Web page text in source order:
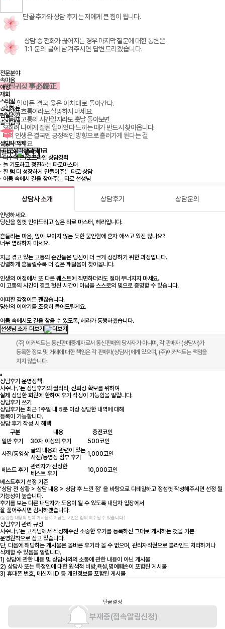
단골 추가와 상담 후기는 저에게 큰 힘이 됩니다.
상담 중 전화가 끊어지는 경우 마지막 질문에 대한 통변은
1:1 문의 글에 남겨주시면 답변드리겠습니다.
사필귀정 事必歸正
무슨 일이든 결국 옳은 이치대로 돌아간다.
부정의 흐름이라도 실망하지 마세요.
지독한 고통의 시간일지라도 훗날 돌아보면
오히려 나에게 잘된 일이었다 느끼는 때가 반드시 찾아옵니다.
나의 인생은 결국엔 긍정적인 방향으로 흘러가게 된다는 걸
잊지 마세요
펼치기
전문분야
속마음
애정
재회
스타일
공감하는
현실조언
솔직담백
상담사 약력
· 타로심리상담사 1급
· 다수의 온/오프라인 상담경력
· 늘 기도하고 정진하는 타로마스터
· 한 뼘 더 성장하게 만들어주는 타로 상담
· 어둠 속에서 길을 찾아주는 타로 선생님
상담사 소개 상담후기 상담문의
안녕하세요.
당신을 힘껏 안아드리고 싶은 타로 마스터, 헤라입니다.
흔들리는 마음, 앞이 보이지 않는 듯한 불안함에 혼자 애쓰고 있진 않나요?
너무 염려하지 마세요.
지금 겪고 있는 고통의 순간들은 당신이 더 크게 성장하기 위한 과정입니다.
강렬하게 흔들릴수록 더 깊은 깨달음이 찾아옵니다.
인생의 여정에서 또 다른 퀘스트에 직면하더라도 절대 무너지지 마세요.
이 고통의 시간이 결코 헛된 시간이 아님을 스스로의 빛으로 증명할 수 있습니다.
어떠한 감정이든 괜찮습니다.
당신의 이야기를 조용히 들어드릴게요.
어둠 속에서도 길을 찾을 수 있도록, 헤라가 동행하겠습니다.
선생님 소개 더보기
(주) 이커넥트는 통신판매중개자로서 통신판매의 당사자가 아니며, 각 판매자 (상담사)가
등록한 정보 및 거래에 대한 책임은 각 판매자(상담사)에게 있으며, (주)이커넥트는 책임을
지지 않습니다.
상담후기 운영정책
사주나루는 상담후기의 퀄리티, 신뢰성 확보를 위하여
실제 상담한 회원에 한하여 후기 작성이 가능함을 알립니다.
상담후기 쓰기
상담후기는 최근 1주일 내 5분 이상 상담한 내역에 대해
등록이 가능합니다.
상담 후기 작성 시 혜택
구분
내용
충전코인
일반 후기
30자 이상의 후기
500코인
사진/동영상 글의 내용과 관련이 있는
사진/동영상 첨부 후기
1,000코인
베스트 후기
관리자가 선정한
베스트 후기
10,000코인
베스트후기 선정 기준
‘상담 전 상황 > 상담 내용 > 상담 후 느낀 점’ 을 바탕으로 디테일하고 정성껏 작성해주시면 선정 될
가능성이 높습니다.
후기를 보는 다른 내담자가 도움이 될 수 있도록 내담자 입장에서
잘 풀어주시면 감사하겠습니다.
(동일한 내용의 반복 게시물로 지급된 코인은 임의 회수될 수 있습니다.)
상담후기 관리 규정
사주나루는 고객님께서 작성해주신 소중한 후기를 등록하신 그대로 게시하는 것을 기본
운영원칙으로 삼고 있습니다.
단, 다음에 해당하는 게시물은 올바른 후기라 볼 수 없으며, 관리자직권으로 블라인드 처리하거나
삭제할 수 있음을 알립니다.
1) 상담에 관한 내용 및 상담사와의 소통에 관한 내용이 아닌 게시물
2) 상담사 또는 특정인에 대한 원색적 비방,욕설,명예훼손이 포함된 게시물
3) 휴대폰 번호, 메신저 ID 등 개인정보를 포함된 게시물
단골설정
부재중(접속알림신청)